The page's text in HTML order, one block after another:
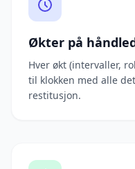
Økter på
Hver økt (intervaller,
til klokken med alle
restitusjon.